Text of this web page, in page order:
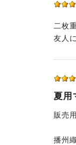
二枚
友人
夏用
販売
播州